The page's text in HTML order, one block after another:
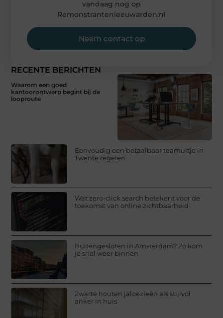
RECENTE BERICHTEN
Waarom een goed
kantoorontwerp begint bij de
looproute
Eenvoudig een betaalbaar teamuitje in
Twente regelen
Wat zero-click search betekent voor de
toekomst van online zichtbaarheid
Buitengesloten in Amsterdam? Zo kom
je snel weer binnen
Zwarte houten jaloezieën als stijlvol
anker in huis
vandaag nog op
Remonstrantenleeuwarden.nl
Neem contact op